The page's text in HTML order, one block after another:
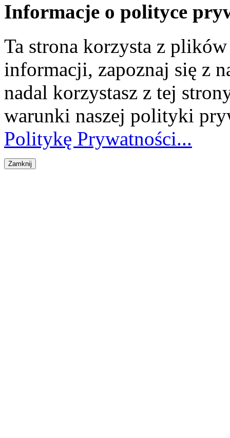
Informacje o polityce
Ta strona korzysta z
informacji, zapoznaj się z
nadal korzystasz z tej
warunki naszej polityki
Politykę Prywatności...